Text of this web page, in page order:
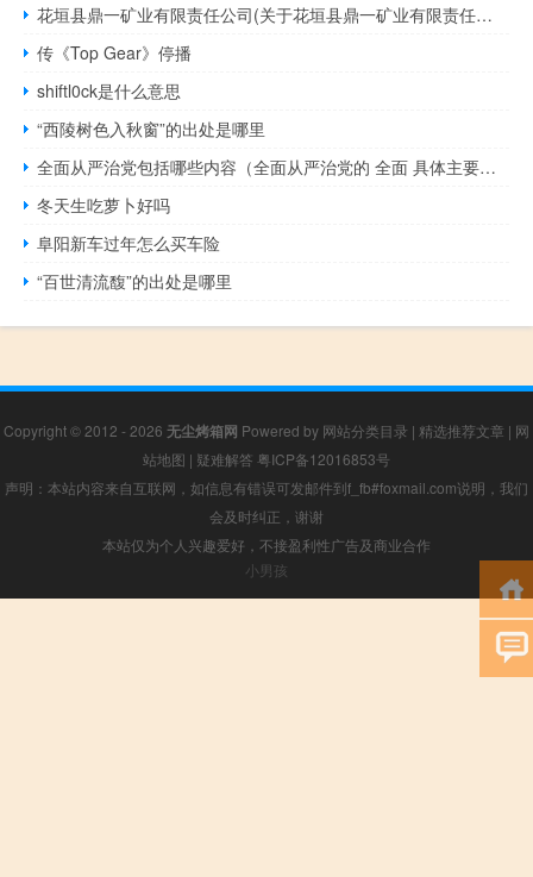
花垣县鼎一矿业有限责任公司(关于花垣县鼎一矿业有限责任公司简述)
传《Top Gear》停播
shiftl0ck是什么意思
“西陵树色入秋窗”的出处是哪里
全面从严治党包括哪些内容（全面从严治党的 全面 具体主要包括哪些）
冬天生吃萝卜好吗
阜阳新车过年怎么买车险
“百世清流馥”的出处是哪里
Copyright © 2012 - 2026 无尘烤箱网 Powered by 网站分类目录 | 精选推荐文章 | 网
站地图 | 疑难解答 粤ICP备12016853号
声明：本站内容来自互联网，如信息有错误可发邮件到f_fb#foxmail.com说明，我们
会及时纠正，谢谢
本站仅为个人兴趣爱好，不接盈利性广告及商业合作
小男孩